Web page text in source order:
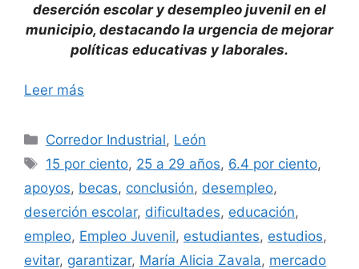
deserción escolar y desempleo juvenil en el
municipio, destacando la urgencia de mejorar
políticas educativas y laborales.
Leer más
Categorías
Corredor Industrial, León
Etiquetas
15 por ciento, 25 a 29 años, 6.4 por ciento,
apoyos, becas, conclusión, desempleo,
deserción escolar, dificultades, educación,
empleo, Empleo Juvenil, estudiantes, estudios,
evitar, garantizar, María Alicia Zavala, mercado